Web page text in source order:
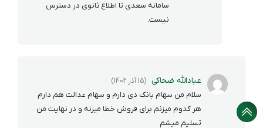
سامانه سعدی تا اطلاع ثانوی در دسترس
نیست.
عبادالله ضحاکی (15 آذر 1402)
سلام من سهام بانک دی دارم و سهام عدالت هم دارم
هر کدوم میزنم برای فروش خطا میزنه و در نهایت من
تسلیم میشم